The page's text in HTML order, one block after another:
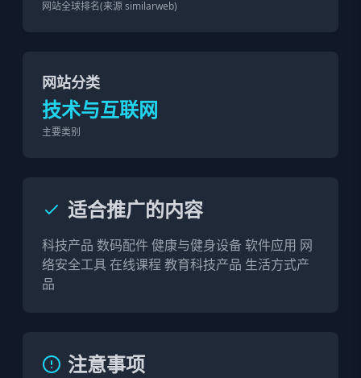
网站全球排名(来源 similarweb)
网站分类
技术与互联网
主要类别
适合推广的内容
科技产品 数码配件 健康与健身设备 软件应用 网
络安全工具 在线课程 教育科技产品 生活方式产
品
注意事项